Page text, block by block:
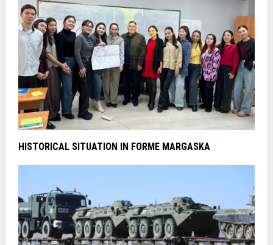
HISTORICAL SITUATION IN FORME MARGASKA